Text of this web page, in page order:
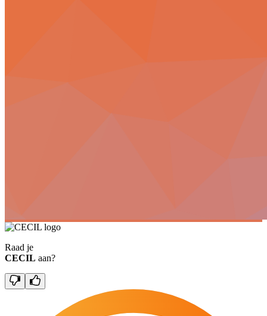
Raad je
CECIL aan?